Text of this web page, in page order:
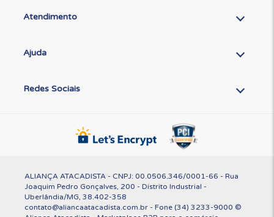
Atendimento
Ajuda
Redes Sociais
ALIANÇA ATACADISTA - CNPJ: 00.0506.346/0001-66 - Rua
Joaquim Pedro Gonçalves, 200 - Distrito Industrial -
Uberlândia/MG, 38.402-358
contato@aliancaatacadista.com.br - Fone (34) 3233-9000 ©